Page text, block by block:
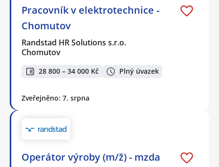
Pracovník v elektrotechnice -
Chomutov
Randstad HR Solutions s.r.o.
Chomutov
28 800 – 34 000 Kč Plný úvazek
Zveřejněno: 7. srpna
Operátor výroby (m/ž) - mzda